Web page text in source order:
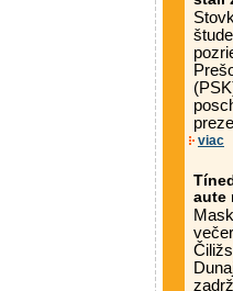
viac
aute